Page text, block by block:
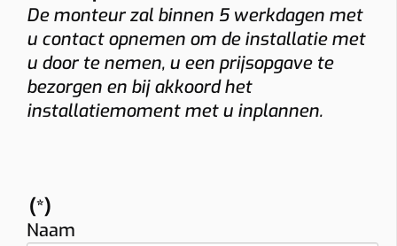
De monteur zal binnen 5 werkdagen met
u contact opnemen om de installatie met
u door te nemen, u een prijsopgave te
bezorgen en bij akkoord het
installatiemoment met u inplannen.
(*)
Naam